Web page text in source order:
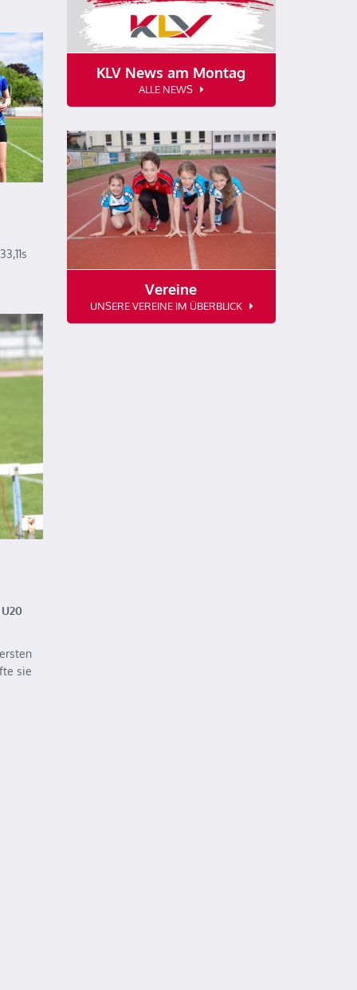
sie
KLV News am Montag
ALLE NEWS
Vereine
UNSERE VEREINE IM ÜBERBLICK